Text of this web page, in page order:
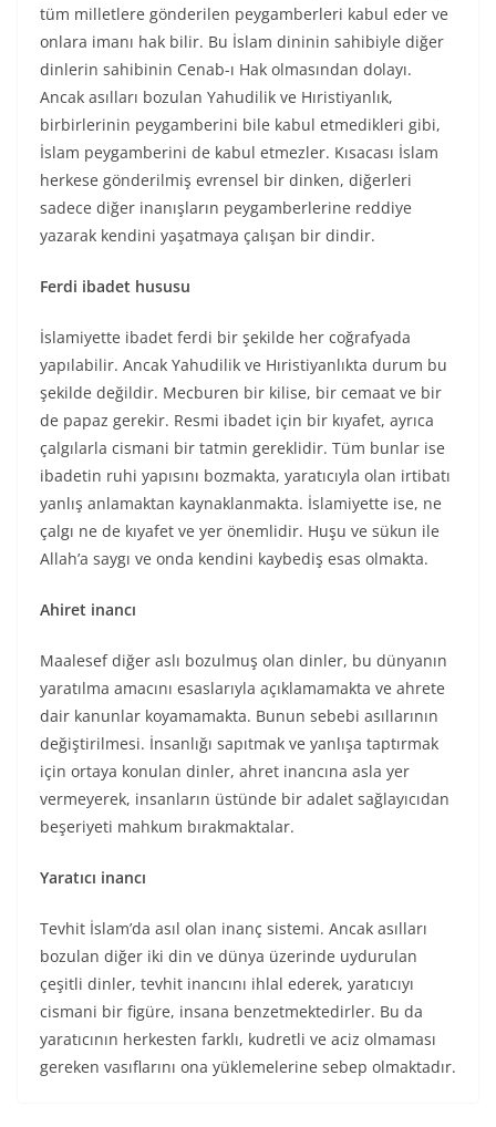
tüm milletlere gönderilen peygamberleri kabul eder ve
onlara imanı hak bilir. Bu İslam dininin sahibiyle diğer
dinlerin sahibinin Cenab-ı Hak olmasından dolayı.
Ancak asılları bozulan Yahudilik ve Hıristiyanlık,
birbirlerinin peygamberini bile kabul etmedikleri gibi,
İslam peygamberini de kabul etmezler. Kısacası İslam
herkese gönderilmiş evrensel bir dinken, diğerleri
sadece diğer inanışların peygamberlerine reddiye
yazarak kendini yaşatmaya çalışan bir dindir.
Ferdi ibadet hususu
İslamiyette ibadet ferdi bir şekilde her coğrafyada
yapılabilir. Ancak Yahudilik ve Hıristiyanlıkta durum bu
şekilde değildir. Mecburen bir kilise, bir cemaat ve bir
de papaz gerekir. Resmi ibadet için bir kıyafet, ayrıca
çalgılarla cismani bir tatmin gereklidir. Tüm bunlar ise
ibadetin ruhi yapısını bozmakta, yaratıcıyla olan irtibatı
yanlış anlamaktan kaynaklanmakta. İslamiyette ise, ne
çalgı ne de kıyafet ve yer önemlidir. Huşu ve sükun ile
Allah’a saygı ve onda kendini kaybediş esas olmakta.
Ahiret inancı
Maalesef diğer aslı bozulmuş olan dinler, bu dünyanın
yaratılma amacını esaslarıyla açıklamamakta ve ahrete
dair kanunlar koyamamakta. Bunun sebebi asıllarının
değiştirilmesi. İnsanlığı sapıtmak ve yanlışa taptırmak
için ortaya konulan dinler, ahret inancına asla yer
vermeyerek, insanların üstünde bir adalet sağlayıcıdan
beşeriyeti mahkum bırakmaktalar.
Yaratıcı inancı
Tevhit İslam’da asıl olan inanç sistemi. Ancak asılları
bozulan diğer iki din ve dünya üzerinde uydurulan
çeşitli dinler, tevhit inancını ihlal ederek, yaratıcıyı
cismani bir figüre, insana benzetmektedirler. Bu da
yaratıcının herkesten farklı, kudretli ve aciz olmaması
gereken vasıflarını ona yüklemelerine sebep olmaktadır.